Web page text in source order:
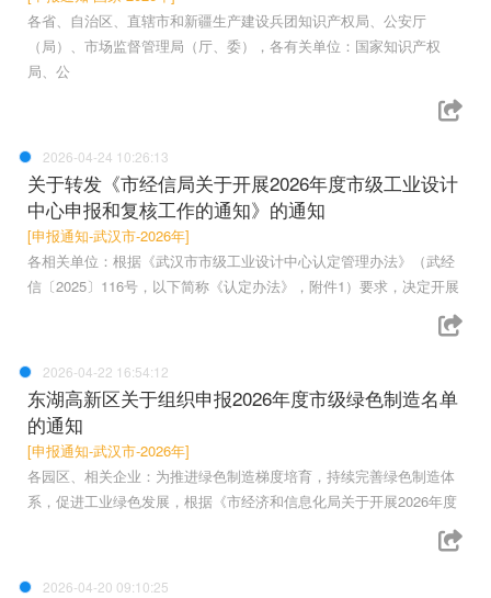
各省、自治区、直辖市和新疆生产建设兵团知识产权局、公安厅
（局）、市场监督管理局（厅、委），各有关单位：国家知识产权
局、公
2026-04-24 10:26:13
关于转发《市经信局关于开展2026年度市级工业设计
中心申报和复核工作的通知》的通知
[申报通知-武汉市-2026年]
各相关单位：根据《武汉市市级工业设计中心认定管理办法》（武经
信〔2025〕116号，以下简称《认定办法》，附件1）要求，决定开展
2026-04-22 16:54:12
东湖高新区关于组织申报2026年度市级绿色制造名单
的通知
[申报通知-武汉市-2026年]
各园区、相关企业：为推进绿色制造梯度培育，持续完善绿色制造体
系，促进工业绿色发展，根据《市经济和信息化局关于开展2026年度
2026-04-20 09:10:25